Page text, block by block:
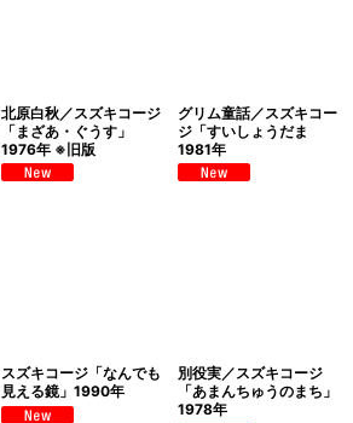
北原白秋／スズキコージ
「まざあ・ぐうす」
1976年 ※旧版
グリム童話／スズキコー
ジ「すいしょうだま
1981年
スズキコージ「なんでも
見える鏡」1990年
別役実／スズキコージ
「あまんちゅうのまち」
1978年